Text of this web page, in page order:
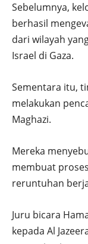
Sebelumnya,
berhasil
dari wilayah
Israel di Gaza.
Sementara itu,
melakukan
Maghazi.
Mereka
membuat
reruntuhan
Juru bicara
kepada Al